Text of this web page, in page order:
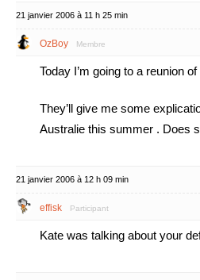
21 janvier 2006 à 11 h 25 min
OzBoy Membre
Today I’m going to a reunion of
They’ll give me some
Australie this summer . Does
21 janvier 2006 à 12 h 09 min
effisk Participant
Kate was talking about your